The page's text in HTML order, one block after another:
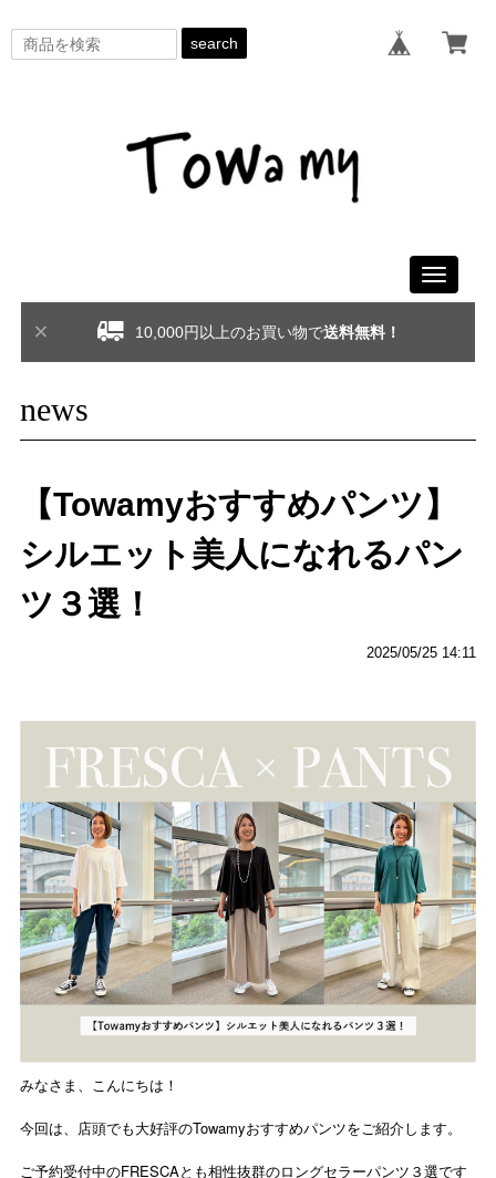
search
Toggle
10,000円以上のお買い物で送料無料！
news
【Towamyおすすめパンツ】
シルエット美人になれるパン
ツ３選！
2025/05/25 14:11
みなさま、こんにちは！
今回は、店頭でも大好評のTowamyおすすめパンツをご紹介します。
ご予約受付中のFRESCAとも相性抜群のロングセラーパンツ３選です